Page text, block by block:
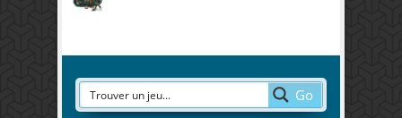
Go